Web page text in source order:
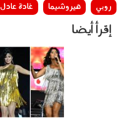
روبي هيروشيما غادة عادل
إقرأ أيضا